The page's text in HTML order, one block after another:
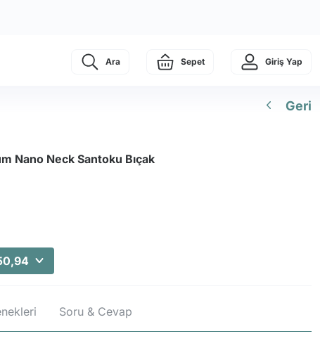
Ara Sepet Giriş Yap
Geri
Nano Neck Santoku Bıçak
Soru & Cevap